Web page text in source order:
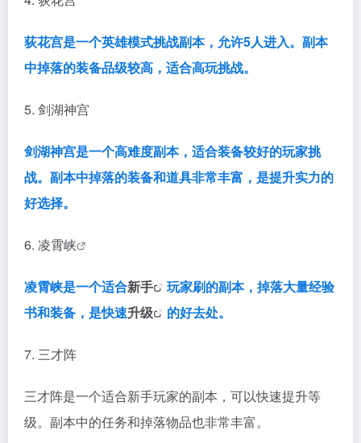
荻花宫是一个英雄模式挑战副本，允许5人进入。副本
中掉落的装备品级较高，适合高玩挑战。
5. 剑湖神宫
剑湖神宫是一个高难度副本，适合装备较好的玩家挑
战。副本中掉落的装备和道具非常丰富，是提升实力的
好选择。
6. 凌霄峡
凌霄峡是一个适合新手
玩家刷的副本，掉落大量经验
书和装备，是快速升级 的好去处。
7. 三才阵
三才阵是一个适合新手玩家的副本，可以快速提升等
级。副本中的任务和掉落物品也非常丰富。